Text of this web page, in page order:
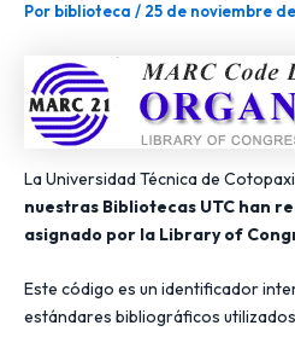
Por biblioteca / 25 de noviembre
La Universidad Técnica de
nuestras Bibliotecas UTC han
asignado por la Library of
Este código es un identificador
estándares bibliográficos